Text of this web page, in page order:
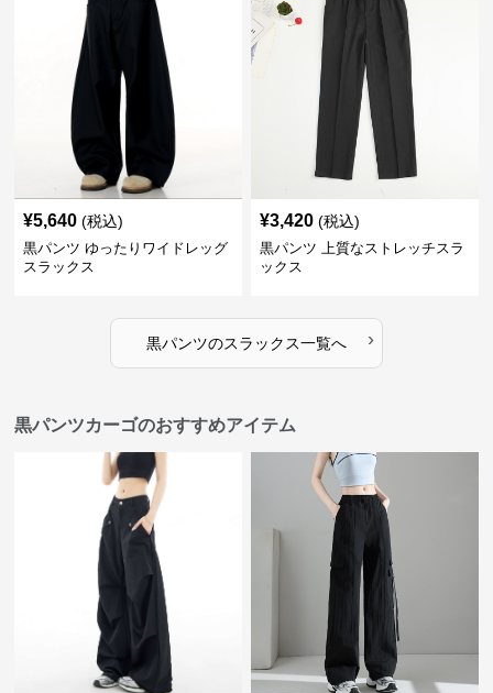
¥5,640 (税込)
黒パンツ ゆったりワイドレッグ
スラックス
¥3,420 (税込)
黒パンツ 上質なストレッチスラ
ックス
黒パンツのスラックス一覧へ ›
黒パンツカーゴのおすすめアイテム